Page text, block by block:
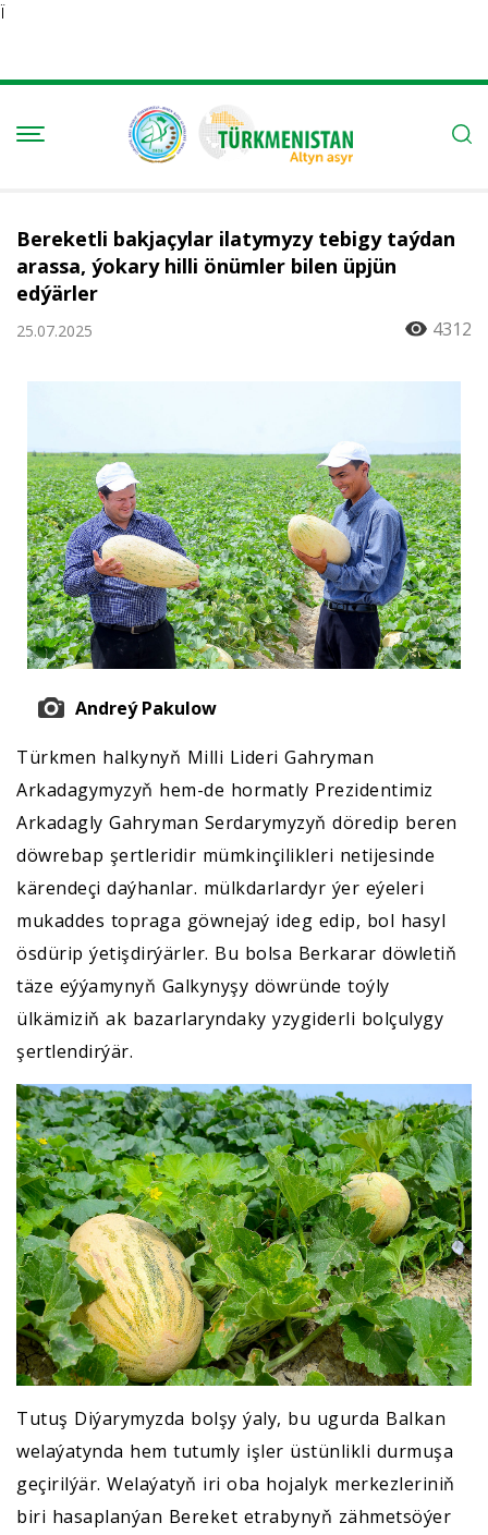
Ï
Bereketli bakjaçylar ilatymyzy tebigy taýdan
arassa, ýokary hilli önümler bilen üpjün
edýärler
25.07.2025 4312
Andreý Pakulow
Türkmen halkynyň Milli Lideri Gahryman
Arkadagymyzyň hem-de hormatly Prezidentimiz
Arkadagly Gahryman Serdarymyzyň döredip beren
döwrebap şertleridir mümkinçilikleri netijesinde
kärendeçi daýhanlar. mülkdarlardyr ýer eýeleri
mukaddes topraga göwnejaý ideg edip, bol hasyl
ösdürip ýetişdirýärler. Bu bolsa Berkarar döwletiň
täze eýýamynyň Galkynyşy döwründe toýly
ülkämiziň ak bazarlaryndaky yzygiderli bolçulygy
şertlendirýär.
Tutuş Diýarymyzda bolşy ýaly, bu ugurda Balkan
welaýatynda hem tutumly işler üstünlikli durmuşa
geçirilýär. Welaýatyň iri oba hojalyk merkezleriniň
biri hasaplanýan Bereket etrabynyň zähmetsöýer